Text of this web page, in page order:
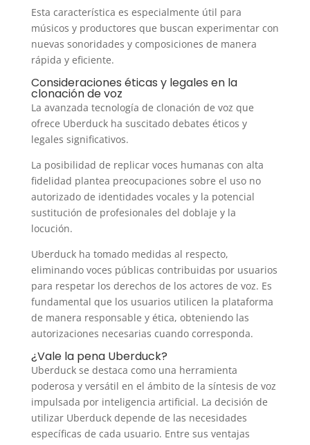
Esta característica es especialmente útil para
músicos y productores que buscan experimentar con
nuevas sonoridades y composiciones de manera
rápida y eficiente.
Consideraciones éticas y legales en la
clonación de voz
La avanzada tecnología de clonación de voz que
ofrece Uberduck ha suscitado debates éticos y
legales significativos.
La posibilidad de replicar voces humanas con alta
fidelidad plantea preocupaciones sobre el uso no
autorizado de identidades vocales y la potencial
sustitución de profesionales del doblaje y la
locución.
Uberduck ha tomado medidas al respecto,
eliminando voces públicas contribuidas por usuarios
para respetar los derechos de los actores de voz. Es
fundamental que los usuarios utilicen la plataforma
de manera responsable y ética, obteniendo las
autorizaciones necesarias cuando corresponda.
¿Vale la pena Uberduck?
Uberduck se destaca como una herramienta
poderosa y versátil en el ámbito de la síntesis de voz
impulsada por inteligencia artificial. La decisión de
utilizar Uberduck depende de las necesidades
específicas de cada usuario. Entre sus ventajas